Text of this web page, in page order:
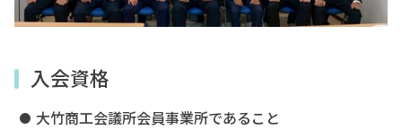
☎0827-52-3105
入会資格
大竹商工会議所会員事業所であること